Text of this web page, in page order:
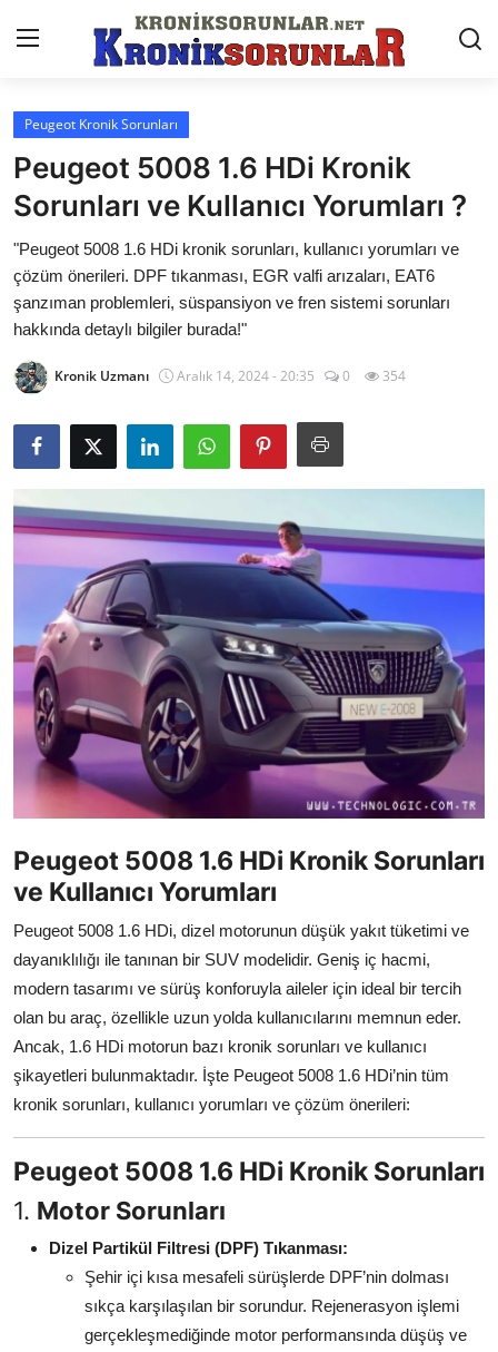
Anasayfa
Markalar
İletişim
Trafik & Cezalar
Sigorta & Kasko
Vergi & ÖTV & MTV
Muayene & Ruhsat
Sorgulamalar
İkinci El & Alım-Satım
Bakım & Arıza Çözümleri
Elektrikli & Hibrit
Kiralama & Filo
Sürüş & Güvenlik
Lastik & Jant
LPG & Yakıt
Elektrik & Akü
Klima & Konfor
Aydınlatma & Görüş
Şanzıman & Aktarma
Multimedya & Elektronik
Peugeot Kronik Sorunları
Peugeot 5008 1.6 HDi Kronik
Sorunları ve Kullanıcı Yorumları ?
"Peugeot 5008 1.6 HDi kronik sorunları, kullanıcı yorumları ve
çözüm önerileri. DPF tıkanması, EGR valfi arızaları, EAT6
şanzıman problemleri, süspansiyon ve fren sistemi sorunları
hakkında detaylı bilgiler burada!"
Kronik Uzmanı Aralık 14, 2024 - 20:35 0 354
Peugeot 5008 1.6 HDi Kronik Sorunları
ve Kullanıcı Yorumları
Peugeot 5008 1.6 HDi, dizel motorunun düşük yakıt tüketimi ve
dayanıklılığı ile tanınan bir SUV modelidir. Geniş iç hacmi,
modern tasarımı ve sürüş konforuyla aileler için ideal bir tercih
olan bu araç, özellikle uzun yolda kullanıcılarını memnun eder.
Ancak, 1.6 HDi motorun bazı kronik sorunları ve kullanıcı
şikayetleri bulunmaktadır. İşte Peugeot 5008 1.6 HDi’nin tüm
kronik sorunları, kullanıcı yorumları ve çözüm önerileri:
Peugeot 5008 1.6 HDi Kronik Sorunları
1. Motor Sorunları
Dizel Partikül Filtresi (DPF) Tıkanması:
Şehir içi kısa mesafeli sürüşlerde DPF’nin dolması
sıkça karşılaşılan bir sorundur. Rejenerasyon işlemi
gerçekleşmediğinde motor performansında düşüş ve